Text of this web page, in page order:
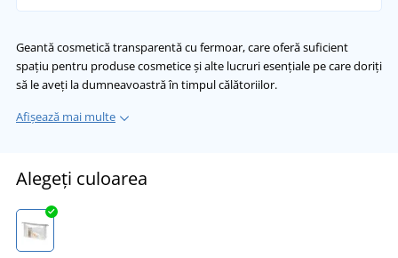
Geantă cosmetică transparentă cu fermoar, care oferă suficient
spațiu pentru produse cosmetice și alte lucruri esențiale pe care doriți
să le aveți la dumneavoastră în timpul călătoriilor.
Afișează mai multe
Alegeți culoarea